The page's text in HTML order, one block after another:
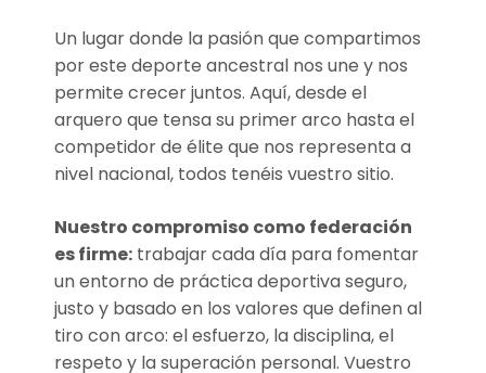
Un lugar donde la pasión que compartimos
por este deporte ancestral nos une y nos
permite crecer juntos. Aquí, desde el
arquero que tensa su primer arco hasta el
competidor de élite que nos representa a
nivel nacional, todos tenéis vuestro sitio.
Nuestro compromiso como federación
es firme: trabajar cada día para fomentar
un entorno de práctica deportiva seguro,
justo y basado en los valores que definen al
tiro con arco: el esfuerzo, la disciplina, el
respeto y la superación personal. Vuestro